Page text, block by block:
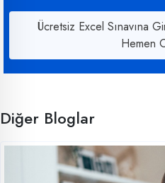
Ücretsiz Excel Sınavına
Hemen
Diğer Bloglar